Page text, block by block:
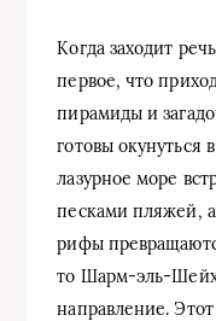
Когда заходит
первое, что
пирамиды и
готовы окунуться
лазурное море
песками пляжей,
рифы
то Шарм-эль-
направление.